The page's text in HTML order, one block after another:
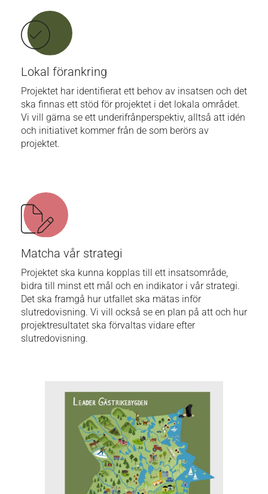
Lokal förankring
Projektet har identifierat ett behov av insatsen och det
ska finnas ett stöd för projektet i det lokala området.
Vi vill gärna se ett underifrånperspektiv, alltså att idén
och initiativet kommer från de som berörs av
projektet.
Matcha vår strategi
Projektet ska kunna kopplas till ett insatsområde,
bidra till minst ett mål och en indikator i vår strategi.
Det ska framgå hur utfallet ska mätas inför
slutredovisning. Vi vill också se en plan på att och hur
projektresultatet ska förvaltas vidare efter
slutredovisning.